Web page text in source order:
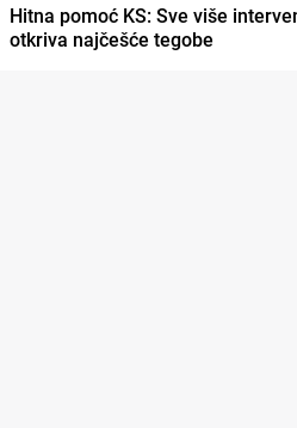
Hitna pomoć KS: Sve više
otkriva najčešće tegobe